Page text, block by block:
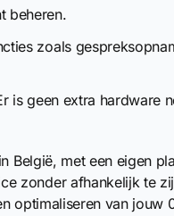
beheren.
zoals
is geen extra hardware
België, met een eigen
zonder afhankelijk te
optimaliseren van jouw